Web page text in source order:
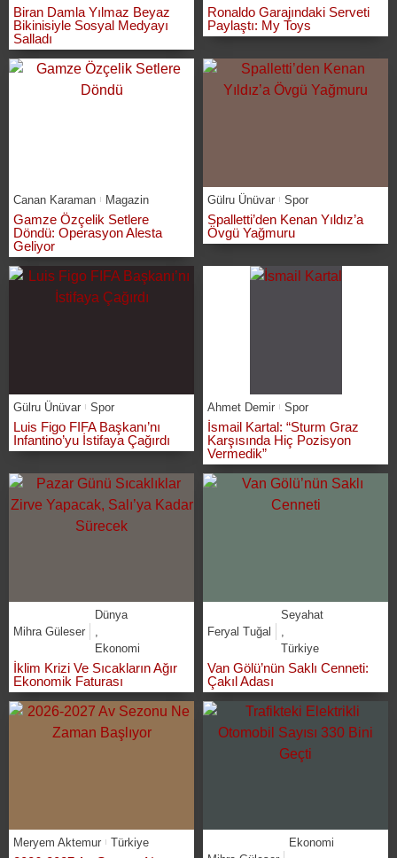
Biran Damla Yılmaz Beyaz
Bikinisiyle Sosyal Medyayı
Salladı
Ronaldo Garajındaki Serveti
Paylaştı: My Toys
Canan Karaman Magazin
Gamze Özçelik Setlere
Döndü: Operasyon Alesta
Geliyor
Gülru Ünüvar Spor
Spalletti’den Kenan Yıldız’a
Övgü Yağmuru
Gülru Ünüvar Spor
Luis Figo FIFA Başkanı’nı
Infantino’yu İstifaya Çağırdı
Ahmet Demir Spor
İsmail Kartal: “Sturm Graz
Karşısında Hiç Pozisyon
Vermedik”
Mihra Güleser
Dünya
Ekonomi
İklim Krizi Ve Sıcakların Ağır
Ekonomik Faturası
Feryal Tuğal
Seyahat
Türkiye
Van Gölü’nün Saklı Cenneti:
Çakıl Adası
Meryem Aktemur Türkiye
Ekonomi